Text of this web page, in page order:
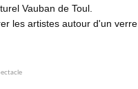
Vauban de Toul.
les artistes autour d'un verre.